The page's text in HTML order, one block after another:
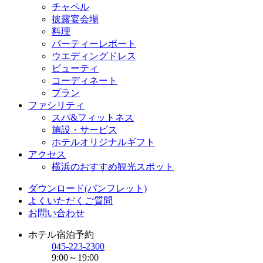
チャペル
披露宴会場
料理
パーティーレポート
ウエディングドレス
ビューティ
コーディネート
プラン
ファシリティ
スパ&フィットネス
施設・サービス
ホテルオリジナルギフト
アクセス
横浜のおすすめ観光スポット
ダウンロード(パンフレット)
よくいただくご質問
お問い合わせ
ホテル宿泊予約
045-223-2300
9:00～19:00